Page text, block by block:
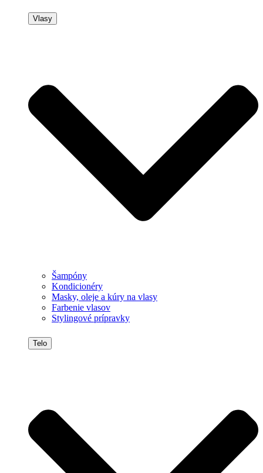
Vlasy
Šampóny
Kondicionéry
Masky, oleje a kúry na vlasy
Farbenie vlasov
Stylingové prípravky
Telo